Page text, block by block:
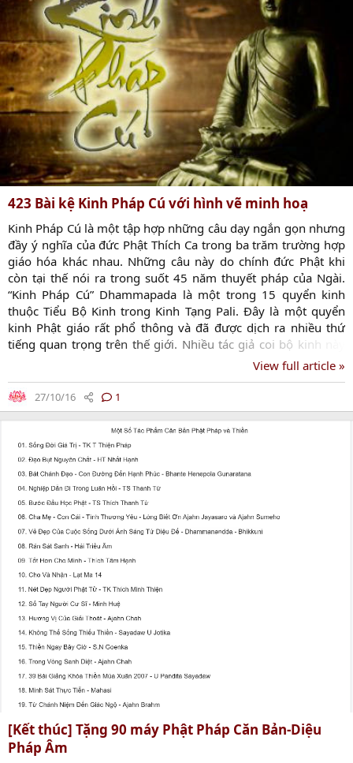
423 Bài kệ Kinh Pháp Cú với hình vẽ minh hoạ
Kinh Pháp Cú là một tập hợp những câu dạy ngắn gọn nhưng
đầy ý nghĩa của đức Phật Thích Ca trong ba trăm trường hợp
giáo hóa khác nhau. Những câu này do chính đức Phật khi
còn tại thế nói ra trong suốt 45 năm thuyết pháp của Ngài.
“Kinh Pháp Cú” Dhammapada là một trong 15 quyển kinh
thuộc Tiểu Bộ Kinh trong Kinh Tạng Pali. Ðây là một quyển
kinh Phật giáo rất phổ thông và đã được dịch ra nhiều thứ
tiếng quan trọng trên thế giới. Nhiều tác giả coi bộ kinh này
như là Thánh Thư của đạo Phật. “Pháp” có nghĩa là đạo lý,
nói về chánh pháp, những lời dạy của đức Phật nên “Kinh
Pháp Cú” còn được gọi là “Kinh Lời Vàng” hoặc “Lời Phật Dạy“.
Kinh Pháp Cú là một tập hợp những câu...
View full article »
27/10/16 1
[Kết thúc] Tặng 90 máy Phật Pháp Căn Bản-Diệu
Pháp Âm